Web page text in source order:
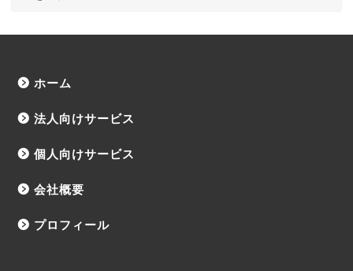
ホーム
法人向けサービス
個人向けサービス
会社概要
プロフィール